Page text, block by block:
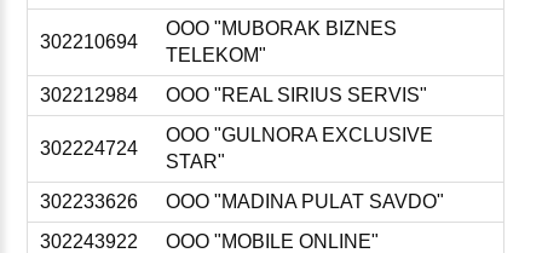
302210694
ООО "MUBORAK BIZNES
TELEKOM"
302212984
ООО "REAL SIRIUS SERVIS"
302224724
ООО "GULNORA EXCLUSIVE
STAR"
302233626
ООО "MADINA PULAT SAVDO"
302243922
ООО "MOBILE ONLINE"